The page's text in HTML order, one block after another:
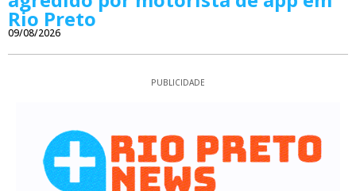
Rio Preto
09/08/2026
PUBLICIDADE